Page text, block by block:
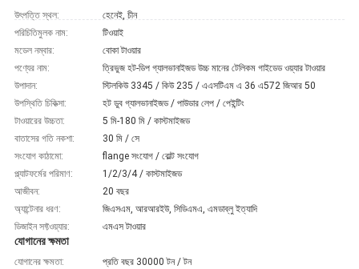
উৎপত্তি স্থল:
হেনেই, চীন
পরিচিতিমুলক নাম:
টিওয়াই
মডেল নম্বার:
বোকা টাওয়ার
পণ্যের নাম:
ত্রিভুজ হট-ডিপ গ্যালভানাইজড উচ্চ মানের টেলিকম গাইডেড ওয়্যার টাওয়ার
উপাদান:
স্টিলকিউ 3345 / কিউ 235 / এএসটিএম এ 36 এ572 জিআর 50
উপস্থিতি চিকিত্সা:
হট ডুব গ্যালভানাইজড / পাউডার লেপ / পেইন্টিং
টাওয়ারের উচ্চতা:
5 মি-180 মি / কাস্টমাইজড
বাতাসের গতি নকশা:
30 মি / সে
সংযোগ কাঠামো:
flange সংযোগ / বোল্ট সংযোগ
প্ল্যাটফর্মের পরিমাণ:
1/2/3/4 / কাস্টমাইজড
আজীবন:
20 বছর
অ্যান্টেনার ধরণ:
জিএসএম, আরআরইউ, সিডিএমএ, এমডাব্লু ইত্যাদি
ডিজাইন সফ্টওয়্যার:
এমএস টাওয়ার
যোগানের ক্ষমতা
যোগানের ক্ষমতা: প্রতি বছর 30000 টন / টন